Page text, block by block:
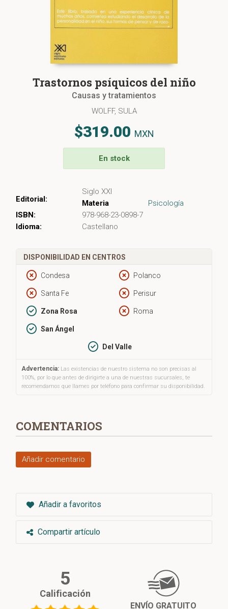
Trastornos psíquicos del niño
Causas y tratamientos
WOLFF, SULA
$319.00 MXN
En stock
Editorial:
Siglo XXI
Materia
Psicología
ISBN:
978-968-23-0898-7
Idioma:
Castellano
DISPONIBILIDAD EN CENTROS
Condesa Polanco
Santa Fe Perisur
Zona Rosa Roma
San Ángel
Del Valle
Advertencia: Las existencias de nuestro sistema no son precisas al
100%, por lo que antes de dirigirte a una de nuestras sucursales, te
recomendamos que llames por teléfono para confirmar su disponibilidad.
COMENTARIOS
Añadir comentario
Añadir a favoritos
Compartir artículo
5
Calificación
ENVÍO GRATUITO